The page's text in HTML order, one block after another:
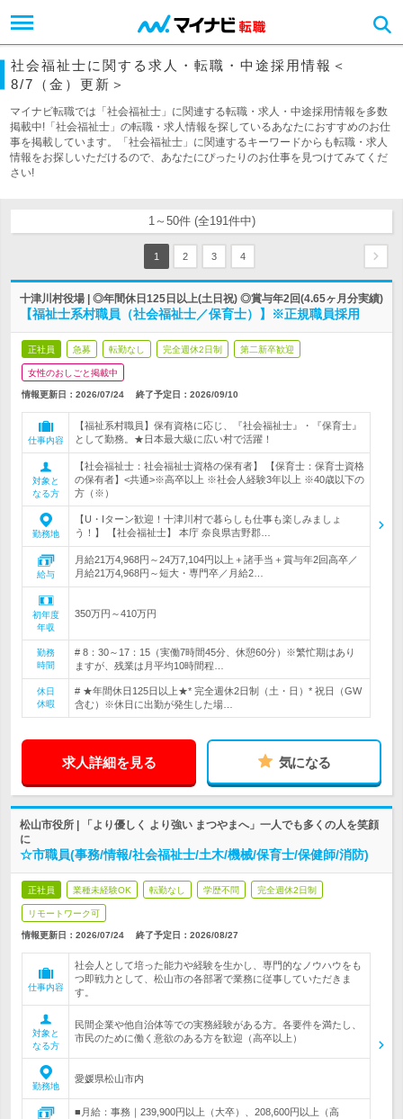
社会福祉士に関する求人・転職・中途採用情報＜
8/7（金）更新＞
マイナビ転職では「社会福祉士」に関連する転職・求人・中途採用情報を多数
掲載中!「社会福祉士」の転職・求人情報を探しているあなたにおすすめのお仕
事を掲載しています。「社会福祉士」に関連するキーワードからも転職・求人
情報をお探しいただけるので、あなたにぴったりのお仕事を見つけてみてくだ
さい!
1～50件 (全191件中)
1 2 3 4
十津川村役場 | ◎年間休日125日以上(土日祝) ◎賞与年2回(4.65ヶ月分実績)
【福祉士系村職員（社会福祉士／保育士）】※正規職員採用
正社員 急募 転勤なし 完全週休2日制 第二新卒歓迎
女性のおしごと掲載中
情報更新日：2026/07/24 終了予定日： 2026/09/10
仕事内容
【福祉系村職員】保有資格に応じ、『社会福祉士』・『保育士』
として勤務。★日本最大級に広い村で活躍！
対象と
なる方
【社会福祉士：社会福祉士資格の保有者】 【保育士：保育士資格
の保有者】<共通>※高卒以上 ※社会人経験3年以上 ※40歳以下の
方（※）
勤務地
【U・Iターン歓迎！十津川村で暮らしも仕事も楽しみましょ
う！】 【社会福祉士】 本庁 奈良県吉野郡…
給与
月給21万4,968円～24万7,104円以上＋諸手当＋賞与年2回高卒／
月給21万4,968円～短大・専門卒／月給2…
初年度
年収
350万円～410万円
勤務
時間
# 8：30～17：15（実働7時間45分、休憩60分）※繁忙期はあり
ますが、残業は月平均10時間程…
休日
休暇
# ★年間休日125日以上★* 完全週休2日制（土・日）* 祝日（GW
含む）※休日に出勤が発生した場…
求人詳細を見る 気になる
松山市役所 | 「より優しく より強い まつやまへ」一人でも多くの人を笑顔
に
☆市職員(事務/情報/社会福祉士/土木/機械/保育士/保健師/消防)
正社員 業種未経験OK 転勤なし 学歴不問 完全週休2日制
リモートワーク可
情報更新日：2026/07/24 終了予定日： 2026/08/27
仕事内容
社会人として培った能力や経験を生かし、専門的なノウハウをも
つ即戦力として、松山市の各部署で業務に従事していただきま
す。
対象と
なる方
民間企業や他自治体等での実務経験がある方。各要件を満たし、
市民のために働く意欲のある方を歓迎（高卒以上）
勤務地
愛媛県松山市内
■月給：事務｜239,900円以上（大卒）、208,600円以上（高